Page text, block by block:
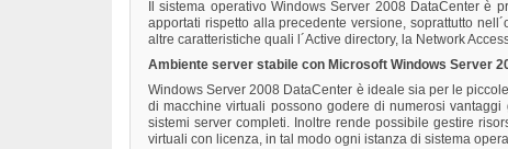
Il sistema operativo Windows Server 2008 DataCenter
apportati rispetto alla precedente versione, soprattutto
altre caratteristiche quali l´Active directory, la Network
Ambiente server stabile con Microsoft Windows Server
Windows Server 2008 DataCenter è ideale sia per le
di macchine virtuali possono godere di numerosi
sistemi server completi. Inoltre rende possibile gestire
virtuali con licenza, in tal modo ogni istanza di sistema